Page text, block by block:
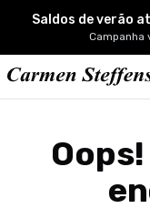
Carmen Steffens
Saldos de verão
Campanha